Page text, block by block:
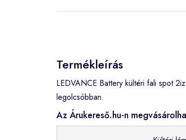
Termékleírás
LEDVANCE Battery kültéri fali spot
legolcsóbban.
Az Árukereső.hu-n